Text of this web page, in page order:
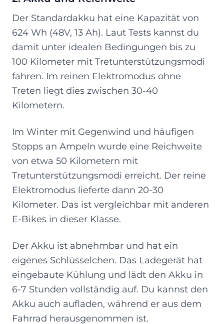
Der Standardakku hat eine Kapazität von
624 Wh (48V, 13 Ah). Laut Tests kannst du
damit unter idealen Bedingungen bis zu
100 Kilometer mit Tretunterstützungsmodi
fahren. Im reinen Elektromodus ohne
Treten liegt dies zwischen 30-40
Kilometern.
Im Winter mit Gegenwind und häufigen
Stopps an Ampeln wurde eine Reichweite
von etwa 50 Kilometern mit
Tretunterstützungsmodi erreicht. Der reine
Elektromodus lieferte dann 20-30
Kilometer. Das ist vergleichbar mit anderen
E-Bikes in dieser Klasse.
Der Akku ist abnehmbar und hat ein
eigenes Schlüsselchen. Das Ladegerät hat
eingebaute Kühlung und lädt den Akku in
6-7 Stunden vollständig auf. Du kannst den
Akku auch aufladen, während er aus dem
Fahrrad herausgenommen ist.